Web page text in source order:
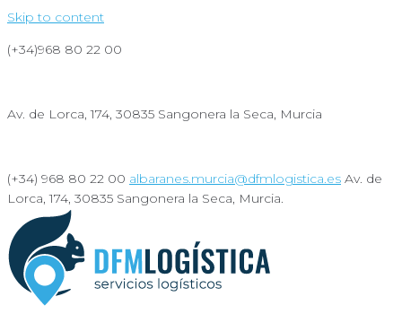
Skip to content
(+34)968 80 22 00
Av. de Lorca, 174, 30835 Sangonera la Seca, Murcia
(+34) 968 80 22 00 albaranes.murcia@dfmlogistica.es Av. de
Lorca, 174, 30835 Sangonera la Seca, Murcia.